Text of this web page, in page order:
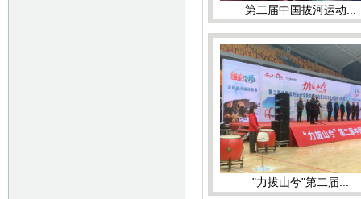
第二届中国拔河运动...
"力拔山兮"第二届...